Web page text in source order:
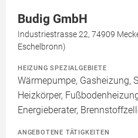
Budig GmbH
Industriestrasse 22, 74909
Eschelbronn)
HEIZUNG SPEZIALGEBIETE
Wärmepumpe, Gasheizung,
Heizkörper,
Energieberater,
ANGEBOTENE TÄTIGKEITEN